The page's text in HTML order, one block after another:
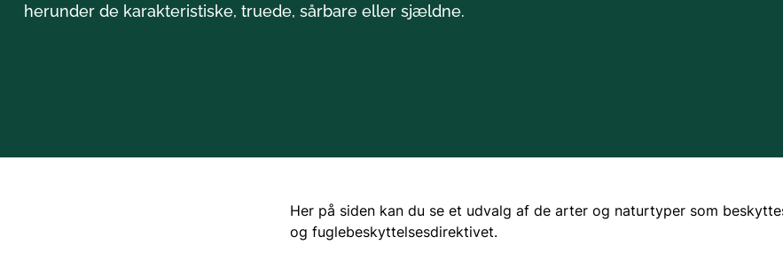
herunder de karakteristiske, truede, sårbare eller sjældne.
Her på siden kan du se et udvalg af de arter og naturtyper som
og fuglebeskyttelsesdirektivet.